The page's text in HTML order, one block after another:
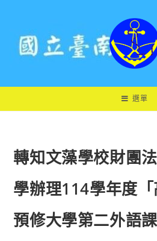
選單
轉知文藻學校財團
學辦理114學年度
預修大學第二外語